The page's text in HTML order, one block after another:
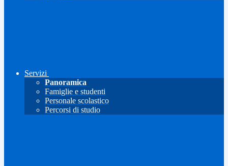
Servizi
Panoramica
Famiglie e studenti
Personale scolastico
Percorsi di studio